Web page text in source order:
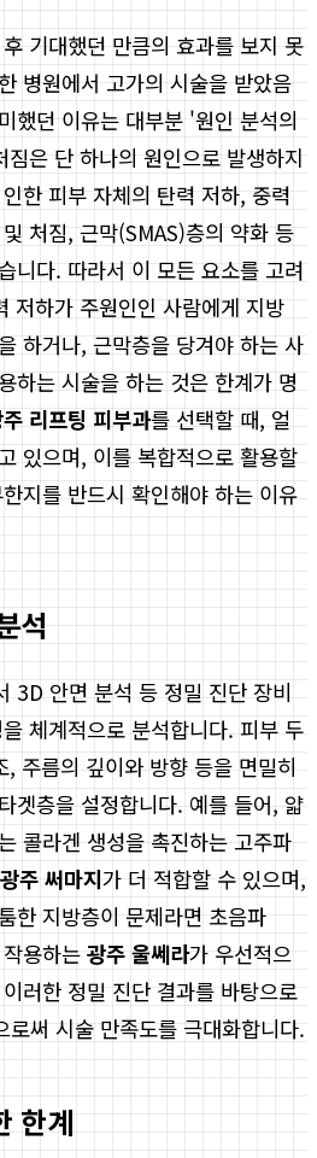
기대했던 만큼의 효과를 보지 못
병원에서 고가의 시술을 받았음
했던 이유는 대부분 '원인 분석의
은 단 하나의 원인으로 발생하지
한 피부 자체의 탄력 저하, 중력
처짐, 근막(SMAS)층의 약화 등
니다. 따라서 이 모든 요소를 고려
저하가 주원인인 사람에게 지방
하거나, 근막층을 당겨야 하는 사
하는 시술을 하는 것은 한계가 명
리프팅 피부과를 선택할 때, 얼
있으며, 이를 복합적으로 활용할
지를 반드시 확인해야 하는 이유
석
3D 안면 분석 등 정밀 진단 장비
체계적으로 분석합니다. 피부 두
주름의 깊이와 방향 등을 면밀히
겟층을 설정합니다. 예를 들어, 얇
콜라겐 생성을 촉진하는 고주파
광주 써마지가 더 적합할 수 있으며,
한 지방층이 문제라면 초음파
용하는광주 울쎄라가 우선적으
러한 정밀 진단 결과를 바탕으로
로써 시술 만족도를 극대화합니다.
한계